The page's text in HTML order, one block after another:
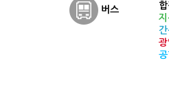
버스
지
간
광